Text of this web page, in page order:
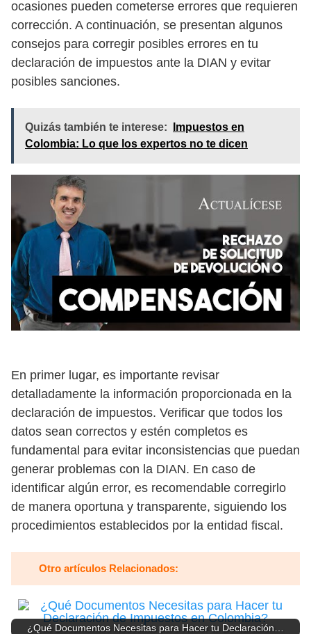
ocasiones pueden cometerse errores que requieren
corrección. A continuación, se presentan algunos
consejos para corregir posibles errores en tu
declaración de impuestos ante la DIAN y evitar
posibles sanciones.
Quizás también te interese:
Impuestos en
Colombia: Lo que los expertos no te dicen
En primer lugar, es importante revisar
detalladamente la información proporcionada en la
declaración de impuestos. Verificar que todos los
datos sean correctos y estén completos es
fundamental para evitar inconsistencias que puedan
generar problemas con la DIAN. En caso de
identificar algún error, es recomendable corregirlo
de manera oportuna y transparente, siguiendo los
procedimientos establecidos por la entidad fiscal.
Otro artículos Relacionados:
¿Qué Documentos Necesitas para Hacer tu Declaración…